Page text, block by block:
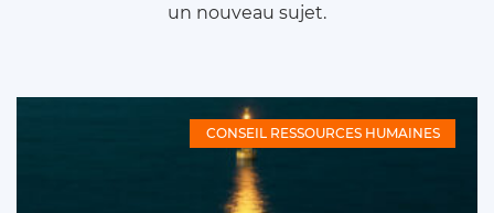
un nouveau sujet.
CONSEIL RESSOURCES HUMAINES